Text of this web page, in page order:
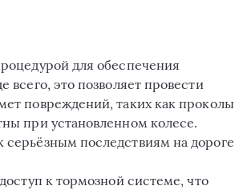
для обеспечения
это позволяет провести
повреждений, таких как проколы
при установленном колесе.
последствиям на дороге
к тормозной системе, что